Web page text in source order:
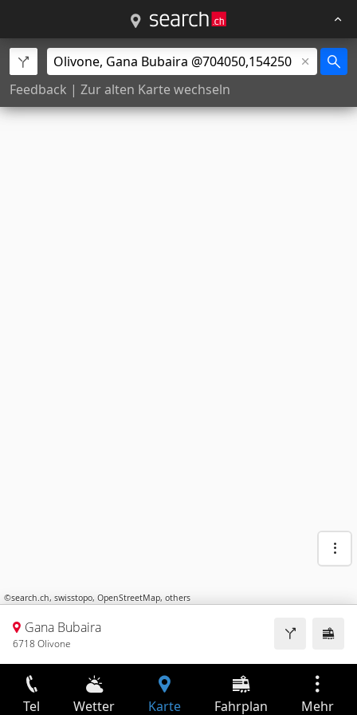
Feedback | Zur alten Karte wechseln
©search.ch, swisstopo, OpenStreetMap, others
Gana Bubaira
6718 Olivone
Tel Wetter Karte Fahrplan Mehr